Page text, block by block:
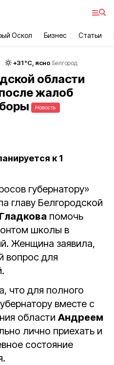
Оскол Бизнес Статьи
+31°С, ясно Белгород
области
жалоб
Новость
к 1
губернатору»
главу Белгородской
помочь
школы в
Женщина заявила,
вопрос для
что для полного
вместе с
области Андреем
лично приехать и
состояние